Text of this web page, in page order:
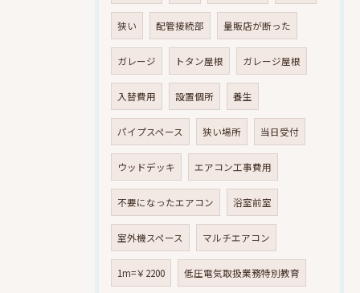
狭い 配管接続部 量販店が断った
ガレージ トタン屋根 ガレージ屋根
入替費用 設置個所 養生
パイプスペース 狭い場所 当日受付
ウッドデッキ エアコン工事費用
不要になったエアコン 浴室前室
室外機スペース マルチエアコン
1m=￥2200 低圧電気取扱業務特別教育